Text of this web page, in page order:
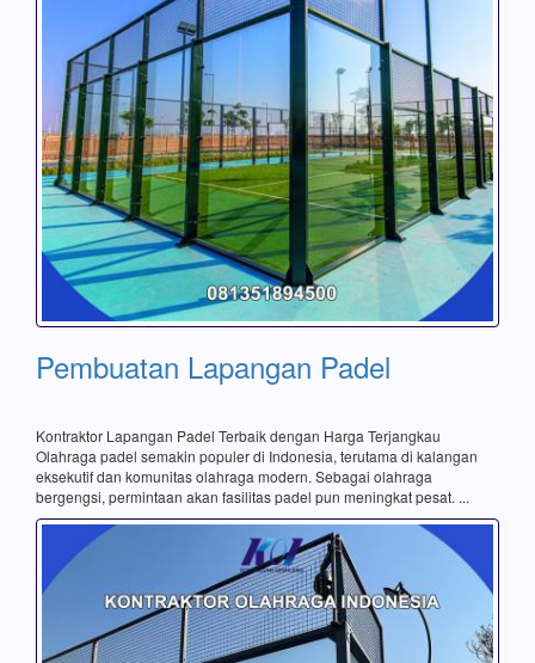
Pembuatan Lapangan Padel
Kontraktor Lapangan Padel Terbaik dengan Harga Terjangkau
Olahraga padel semakin populer di Indonesia, terutama di kalangan
eksekutif dan komunitas olahraga modern. Sebagai olahraga
bergengsi, permintaan akan fasilitas padel pun meningkat pesat. ...